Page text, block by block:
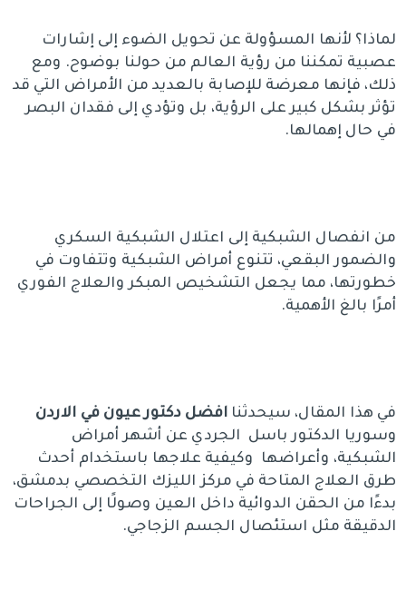
لماذا؟ لأنها المسؤولة عن تحويل الضوء إلى إشارات
عصبية تمكننا من رؤية العالم من حولنا بوضوح. ومع
ذلك، فإنها معرضة للإصابة بالعديد من الأمراض التي قد
تؤثر بشكل كبير على الرؤية، بل وتؤدي إلى فقدان البصر
في حال إهمالها.
من انفصال الشبكية إلى اعتلال الشبكية السكري
والضمور البقعي، تتنوع أمراض الشبكية وتتفاوت في
خطورتها، مما يجعل التشخيص المبكر والعلاج الفوري
أمرًا بالغ الأهمية.
في هذا المقال، سيحدثناافضل دكتور عيون في الاردن
وسوريا الدكتور باسل الجردي عن أشهر أمراض
الشبكية، وأعراضها وكيفية علاجها باستخدام أحدث
طرق العلاج المتاحة في مركز الليزك التخصصي بدمشق،
بدءًا من الحقن الدوائية داخل العين وصولًا إلى الجراحات
الدقيقة مثل استئصال الجسم الزجاجي.